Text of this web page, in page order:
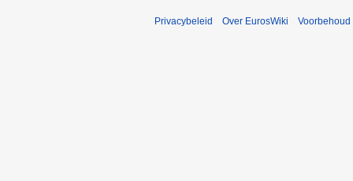
Privacybeleid Over EurosWiki Voorbehoud